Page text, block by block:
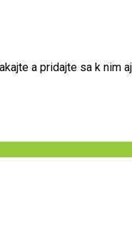
a pridajte sa k nim aj